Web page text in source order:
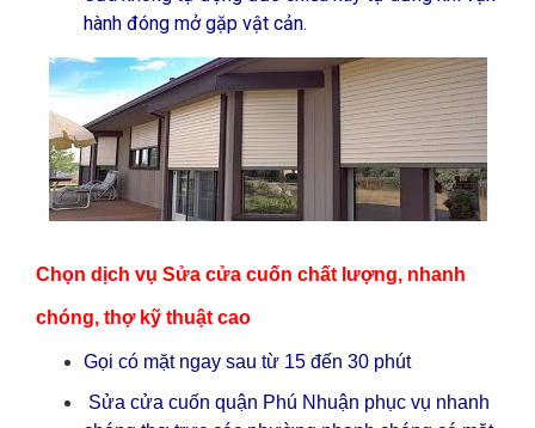
hành đóng mở gặp vật cản.
Chọn dịch vụ Sửa cửa cuốn chất lượng, nhanh
chóng, thợ kỹ thuật cao
Gọi có mặt ngay sau từ 15 đến 30 phút
Sửa cửa cuốn quận Phú Nhuận phục vụ nhanh